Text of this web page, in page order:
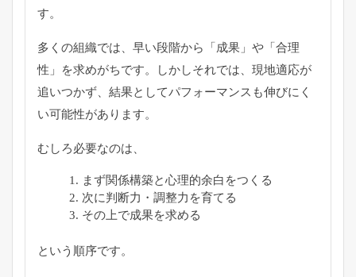
す。
多くの組織では、早い段階から「成果」や「合理
性」を求めがちです。しかしそれでは、現地適応が
追いつかず、結果としてパフォーマンスも伸びにく
い可能性があります。
むしろ必要なのは、
まず関係構築と心理的余白をつくる
次に判断力・調整力を育てる
その上で成果を求める
という順序です。